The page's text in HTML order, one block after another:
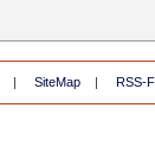
| SiteMap | RSS-